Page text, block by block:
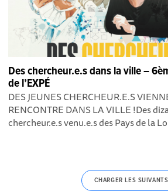
Des chercheur.e.s dans la ville –
de l’EXPÉ
DES JEUNES CHERCHEUR.E.S
RENCONTRE DANS LA VILLE !Des
chercheur.e.s venu.e.s des Pays de la
CHARGER LES SUIVANTS